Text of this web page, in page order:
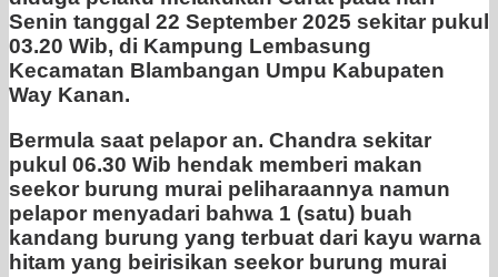
Senin tanggal 22 September 2025 sekitar pukul
03.20 Wib, di Kampung Lembasung
Kecamatan Blambangan Umpu Kabupaten
Way Kanan.
Bermula saat pelapor an. Chandra sekitar
pukul 06.30 Wib hendak memberi makan
seekor burung murai peliharaannya namun
pelapor menyadari bahwa 1 (satu) buah
kandang burung yang terbuat dari kayu warna
hitam yang beirisikan seekor burung murai